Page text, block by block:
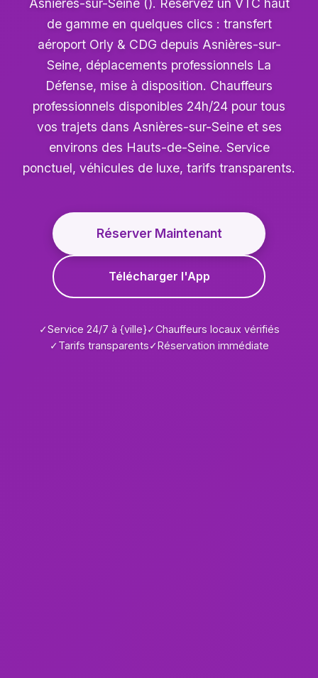
de gamme en quelques clics : transfert
aéroport Orly & CDG depuis Asnières-sur-
Seine, déplacements professionnels La
Défense, mise à disposition. Chauffeurs
professionnels disponibles 24h/24 pour tous
vos trajets dans Asnières-sur-Seine et ses
environs des Hauts-de-Seine. Service
ponctuel, véhicules de luxe, tarifs transparents.
Réserver Maintenant
Télécharger l'App
✓Service 24/7 à {ville}✓Chauffeurs locaux vérifiés
✓Tarifs transparents✓Réservation immédiate